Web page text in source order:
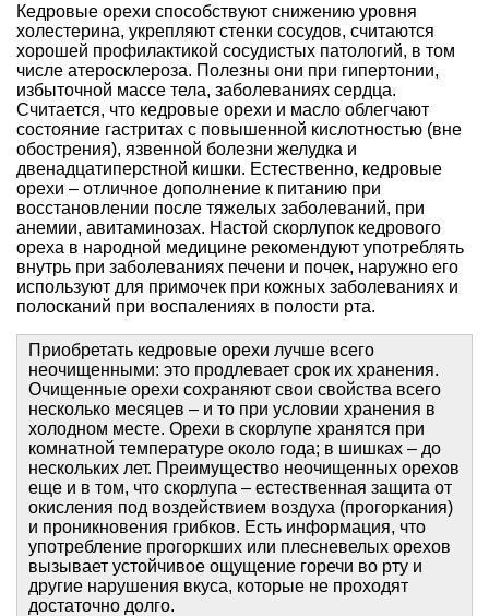
Кедровые орехи способствуют снижению уровня
холестерина, укрепляют стенки сосудов, считаются
хорошей профилактикой сосудистых патологий, в том
числе атеросклероза. Полезны они при гипертонии,
избыточной массе тела, заболеваниях сердца.
Считается, что кедровые орехи и масло облегчают
состояние гастритах с повышенной кислотностью (вне
обострения), язвенной болезни желудка и
двенадцатиперстной кишки. Естественно, кедровые
орехи – отличное дополнение к питанию при
восстановлении после тяжелых заболеваний, при
анемии, авитаминозах. Настой скорлупок кедрового
ореха в народной медицине рекомендуют употреблять
внутрь при заболеваниях печени и почек, наружно его
используют для примочек при кожных заболеваниях и
полосканий при воспалениях в полости рта.
Приобретать кедровые орехи лучше всего
неочищенными: это продлевает срок их хранения.
Очищенные орехи сохраняют свои свойства всего
несколько месяцев – и то при условии хранения в
холодном месте. Орехи в скорлупе хранятся при
комнатной температуре около года; в шишках – до
нескольких лет. Преимущество неочищенных орехов
еще и в том, что скорлупа – естественная защита от
окисления под воздействием воздуха (прогоркания)
и проникновения грибков. Есть информация, что
употребление прогоркших или плесневелых орехов
вызывает устойчивое ощущение горечи во рту и
другие нарушения вкуса, которые не проходят
достаточно долго.